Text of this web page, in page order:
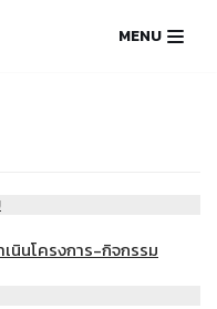
MENU
นโครงการ-กิจกรรม